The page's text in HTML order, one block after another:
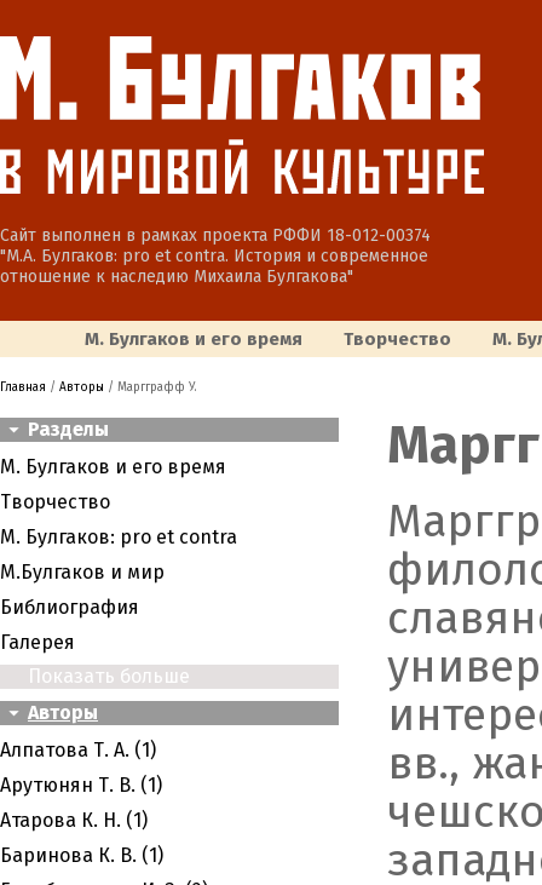
Сайт выполнен в рамках проекта РФФИ 18-012-00374
"М.А. Булгаков: pro et contra. История и современное
отношение к наследию Михаила Булгакова"
М. Булгаков и его время Творчество М.
Главная / Авторы / Маргграфф У.
Разделы
М. Булгаков и его время
Творчество
М. Булгаков: pro et contra
M.Булгаков и мир
Библиография
Галерея
Показать больше
Авторы
Алпатова Т. А. (1)
Арутюнян Т. В. (1)
Атарова К. Н. (1)
Баринова К. В. (1)
вв.,